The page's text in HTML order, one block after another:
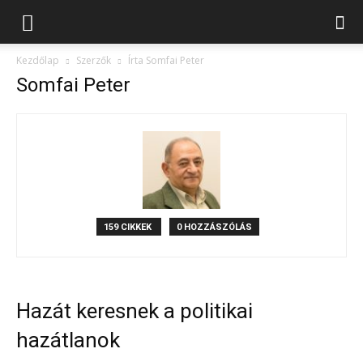
Kezdőlap Szerzők Írta Somfai Peter
Somfai Peter
159 CIKKEK 0 HOZZÁSZÓLÁS
Hazát keresnek a politikai
hazátlanok